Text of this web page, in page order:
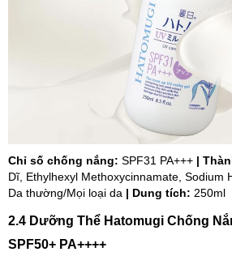
Chỉ số chống nắng: SPF31 PA+++ |
Dĩ, Ethylhexyl Methoxycinnamate, Sodium
Da thường/Mọi loại da | Dung tích: 250ml
2.4 Dưỡng Thể Hatomugi Chống
SPF50+ PA++++